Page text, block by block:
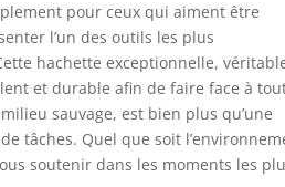
pour ceux qui aiment être
l’un des outils les plus
hachette exceptionnelle,
et durable afin de faire face à
sauvage, est bien plus qu’une
tâches. Quel que soit
soutenir dans les moments les